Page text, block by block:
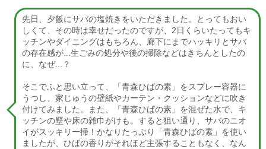
先日、夕飯にサバの塩焼きをいただきました。とってもおい
しくて、その時は幸せだったのですが、2日くらいたってもキ
ッチンやダイニングはもちろん、廊下にまでハッキリとサバ
の存在感が...生ごみの処分や後の掃除などはきちんとしたの
に、なぜ...？
そこでふと思い立って、「青森ひばの素」をスプレー容器に
うつし、家じゅうの壁紙やカーテン・クッションなどに吹き
付けてみました。また、「青森ひばの素」を混ぜた水で、キ
ッチンの壁や床の雑巾がけも。すると狙い通り、サバのニオ
イがスッキリ一掃！かなりたっぷり「青森ひばの素」を使い
ましたが、ひばの香りがそれほど主張することもなく、なん